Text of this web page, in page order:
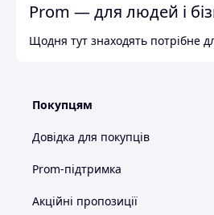
Prom — для людей і
Щодня тут знаходять потрібне
Покупцям
Довідка для покупців
Prom-підтримка
Акційні пропозиції